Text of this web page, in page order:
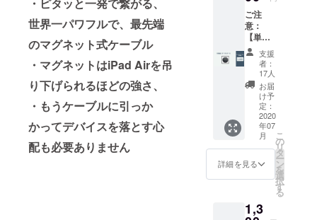
世界一パワフルで、最先端
のマグネット式ケーブル
・マグネットはiPad Airを吊
り下げられるほどの強さ、
・もうケーブルに引っか
かってデバイスを落とす心
配も必要ありません
ます。
単品で
のご支
援はで
きませ
ん。
USBの
中から1
つ)をお
選びい
ただけ
ます。
※ケーブ
ルと
チップ
のセッ
トをご
支援さ
れた方
のみ、
お買い
単品で
ご注
意：
【単品
でのご
支援は
できま
せ
ん。】
付属
品：
ケーブ
ルケー
ス リ
ターン
内容
ケーブ
スx1 ※
支援
者：
17人
お届
け予
定：
2020
年07
月
詳細を見る
こ
の
リ
タ
ー
ン
を
選
択
す
る
1,3